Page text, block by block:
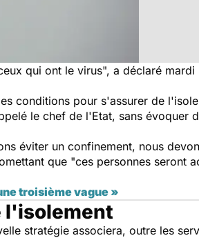
qui ont le virus", a déclaré
conditions pour s'assurer de
le chef de l'Etat, sans évoquer
éviter un confinement, nous
que "ces personnes seront
troisième vague »
l'isolement
stratégie associera, outre les